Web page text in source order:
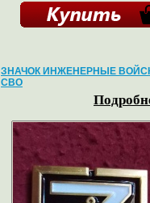
ЗНАЧОК ИНЖЕНЕРНЫЕ
СВО